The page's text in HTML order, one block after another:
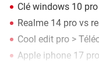
Clé windows 10 pro
Realme 14 pro vs
Cool edit pro >
Apple iphone 17